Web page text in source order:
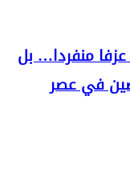
منفردا… بل
في عصر